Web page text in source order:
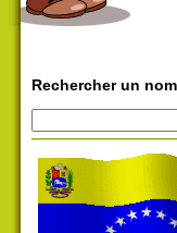
Rechercher un